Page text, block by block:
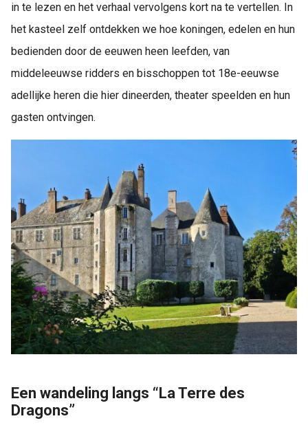
in te lezen en het verhaal vervolgens kort na te vertellen. In
het kasteel zelf ontdekken we hoe koningen, edelen en hun
bedienden door de eeuwen heen leefden, van
middeleeuwse ridders en bisschoppen tot 18e-eeuwse
adellijke heren die hier dineerden, theater speelden en hun
gasten ontvingen.
Een wandeling langs “La Terre des
Dragons”